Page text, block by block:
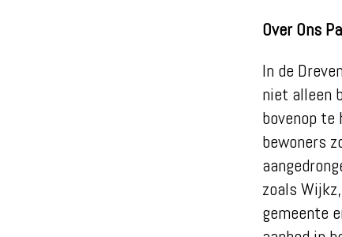
Over Ons
In de
niet alleen
bovenop
bewoners
zoals
gemeente